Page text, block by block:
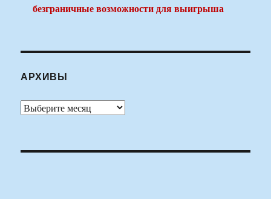
безграничные возможности для выигрыша
АРХИВЫ
Архивы